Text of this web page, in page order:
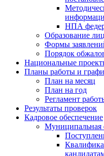
НПА
Образование
Формы
Порядок
Национальные
Планы работы и
План на месяц
План на год
Регламент
Результаты проверок
Кадровое обеспечение
Муниципальная